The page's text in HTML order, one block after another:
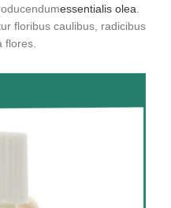
essentialis olea.
floribus caulibus, radicibus
flores.